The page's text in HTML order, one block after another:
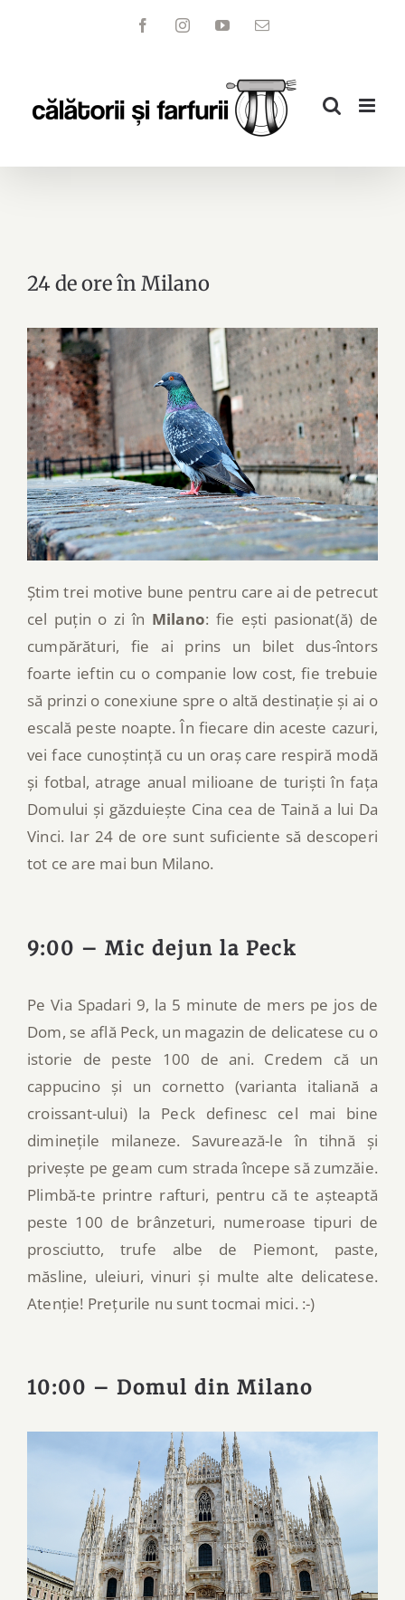
FacebookInstagramYouTubeEmail
24 de ore în Milano
Știm trei motive bune pentru care ai de petrecut
cel puțin o zi în Milano: fie ești pasionat(ă) de
cumpărături, fie ai prins un bilet dus-întors
foarte ieftin cu o companie low cost, fie trebuie
să prinzi o conexiune spre o altă destinație și ai o
escală peste noapte. În fiecare din aceste cazuri,
vei face cunoștință cu un oraș care respiră modă
și fotbal, atrage anual milioane de turiști în fața
Domului și găzduiește Cina cea de Taină a lui Da
Vinci. Iar 24 de ore sunt suficiente să descoperi
tot ce are mai bun Milano.
9:00 – Mic dejun la Peck
Pe Via Spadari 9, la 5 minute de mers pe jos de
Dom, se află Peck, un magazin de delicatese cu o
istorie de peste 100 de ani. Credem că un
cappucino și un cornetto (varianta italiană a
croissant-ului) la Peck definesc cel mai bine
diminețile milaneze. Savurează-le în tihnă și
privește pe geam cum strada începe să zumzăie.
Plimbă-te printre rafturi, pentru că te așteaptă
peste 100 de brânzeturi, numeroase tipuri de
prosciutto, trufe albe de Piemont, paste,
măsline, uleiuri, vinuri și multe alte delicatese.
Atenție! Prețurile nu sunt tocmai mici. :-)
10:00 – Domul din Milano